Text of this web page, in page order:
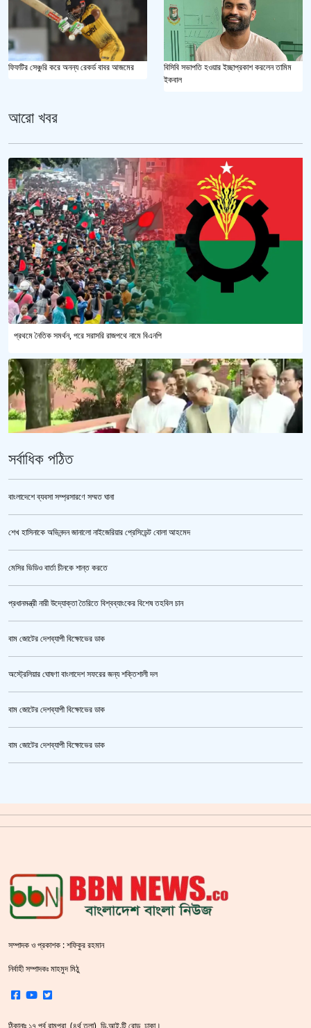
ফিফটির সেঞ্চুরি করে অনন্য রেকর্ড বাবর আজমের
বিসিবি সভাপতি হওয়ার ইচ্ছাপ্রকাশ করলেন তামিম
ইকবাল
আরো খবর
প্রথমে নৈতিক সমর্থন, পরে সরাসরি রাজপথে নামে বিএনপি
‘জুলাই গণঅভ্যুত্থান স্মৃতি জাদুঘর’ উদ্বোধন করলেন প্রধানমন্ত্রী
সর্বাধিক পঠিত
বাংলাদেশে ব্যবসা সম্প্রসারণে সম্মত ঘানা
শেখ হাসিনাকে অভিনন্দন জানালো নাইজেরিয়ার প্রেসিডেন্ট বোলা আহমেদ
মেসির ভিডিও বার্তা চীনকে শান্ত করতে
প্রধানমন্ত্রী নারী উদ্যোক্তা তৈরিতে বিশ্বব্যাংকের বিশেষ তহবিল চান
বাম জোটের দেশব্যাপী বিক্ষোভের ডাক
অস্ট্রেলিয়ার ঘোষণা বাংলাদেশ সফরের জন্য শক্তিশালী দল
বাম জোটের দেশব্যাপী বিক্ষোভের ডাক
বাম জোটের দেশব্যাপী বিক্ষোভের ডাক
গাজীপুর মহাসড়ক অবরোধ,সিটি করপোরেশনের গাড়ি চাপায় শ্রমিক নিহত
জাল ভিসায় ইউরোপে মানুষ পাঠানোর অভিযোগে,শাহজালাল থেকে গ্রেপ্তার পাঁচজন
‘শ্লীলতাহানির সত্যতা’ মিলেছে শিক্ষক মুরাদের বিরুদ্ধে
স্বরাষ্ট্রমন্ত্রীর হুঁশিয়ারি বিএনপিকে ক‌ঠোর হ‌স্তে দমন করা হবে :
সম্পাদক ও প্রকাশক : শফিকুর রহমান
নির্বাহী সম্পাদকঃ মাহমুদ মিঠু
ঠিকানাঃ ১৭,পূর্ব রামপুরা, (৪র্থ তলা), ডি.আই.টি রোড, ঢাকা।